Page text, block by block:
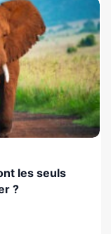
les seuls
?